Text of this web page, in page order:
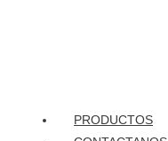
PRODUCTOS